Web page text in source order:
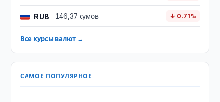
RUB 146,37 сумов ↓ 0.71%
Все курсы валют →
САМОЕ ПОПУЛЯРНОЕ